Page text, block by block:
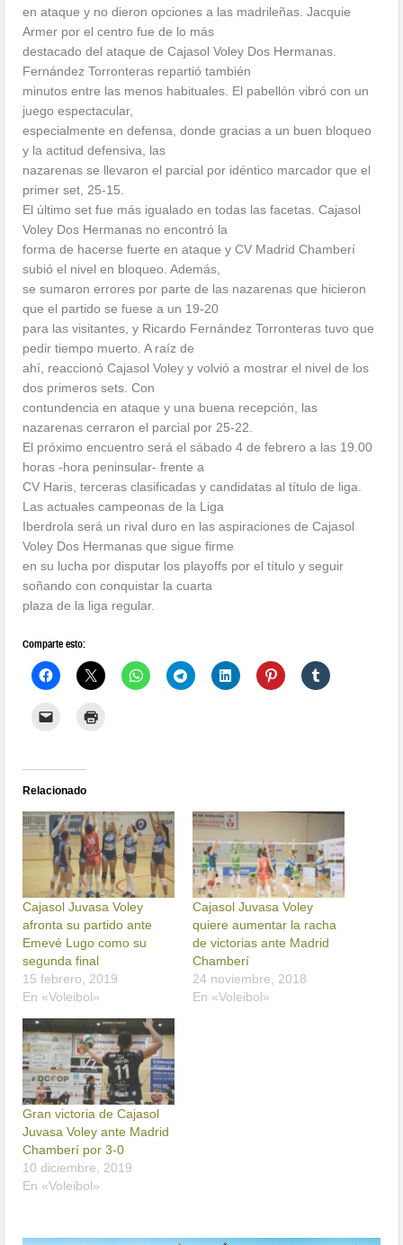
en ataque y no dieron opciones a las madrileñas. Jacquie
Armer por el centro fue de lo más
destacado del ataque de Cajasol Voley Dos Hermanas.
Fernández Torronteras repartió también
minutos entre las menos habituales. El pabellón vibró con un
juego espectacular,
especialmente en defensa, donde gracias a un buen bloqueo
y la actitud defensiva, las
nazarenas se llevaron el parcial por idéntico marcador que el
primer set, 25-15.
El último set fue más igualado en todas las facetas. Cajasol
Voley Dos Hermanas no encontró la
forma de hacerse fuerte en ataque y CV Madrid Chamberí
subió el nivel en bloqueo. Además,
se sumaron errores por parte de las nazarenas que hicieron
que el partido se fuese a un 19-20
para las visitantes, y Ricardo Fernández Torronteras tuvo que
pedir tiempo muerto. A raíz de
ahí, reaccionó Cajasol Voley y volvió a mostrar el nivel de los
dos primeros sets. Con
contundencia en ataque y una buena recepción, las
nazarenas cerraron el parcial por 25-22.
El próximo encuentro será el sábado 4 de febrero a las 19.00
horas -hora peninsular- frente a
CV Haris, terceras clasificadas y candidatas al título de liga.
Las actuales campeonas de la Liga
Iberdrola será un rival duro en las aspiraciones de Cajasol
Voley Dos Hermanas que sigue firme
en su lucha por disputar los playoffs por el título y seguir
soñando con conquistar la cuarta
plaza de la liga regular.
Comparte esto:
Relacionado
Cajasol Juvasa Voley
afronta su partido ante
Emevé Lugo como su
segunda final
15 febrero, 2019
En «Voleibol»
Cajasol Juvasa Voley
quiere aumentar la racha
de victorias ante Madrid
Chamberí
24 noviembre, 2018
En «Voleibol»
Gran victoria de Cajasol
Juvasa Voley ante Madrid
Chamberí por 3-0
10 diciembre, 2019
En «Voleibol»